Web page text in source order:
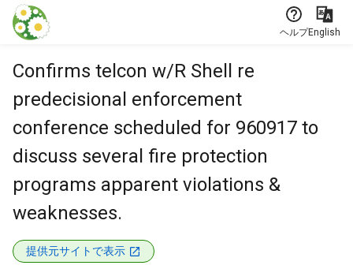
本文に飛ぶ
ヘルプEnglish
Confirms telcon w/R Shell re
predecisional enforcement
conference scheduled for 960917 to
discuss several fire protection
programs apparent violations &
weaknesses.
提供元サイトで表示